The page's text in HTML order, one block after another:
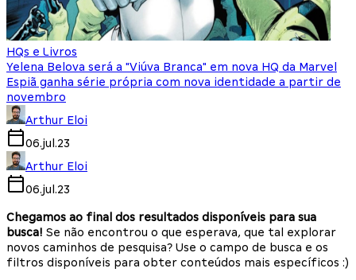
HQs e Livros
Yelena Belova será a "Viúva Branca" em nova HQ da Marvel
Espiã ganha série própria com nova identidade a partir de
novembro
Arthur Eloi
06.jul.23
Arthur Eloi
06.jul.23
Chegamos ao final dos resultados disponíveis para sua
busca! Se não encontrou o que esperava, que tal explorar
novos caminhos de pesquisa? Use o campo de busca e os
filtros disponíveis para obter conteúdos mais específicos :)